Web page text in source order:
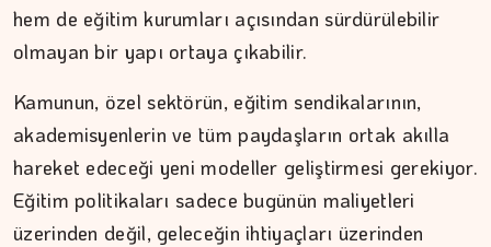
hem de eğitim kurumları açısından sürdürülebilir
olmayan bir yapı ortaya çıkabilir.
Kamunun, özel sektörün, eğitim sendikalarının,
akademisyenlerin ve tüm paydaşların ortak akılla
hareket edeceği yeni modeller geliştirmesi gerekiyor.
Eğitim politikaları sadece bugünün maliyetleri
üzerinden değil, geleceğin ihtiyaçları üzerinden